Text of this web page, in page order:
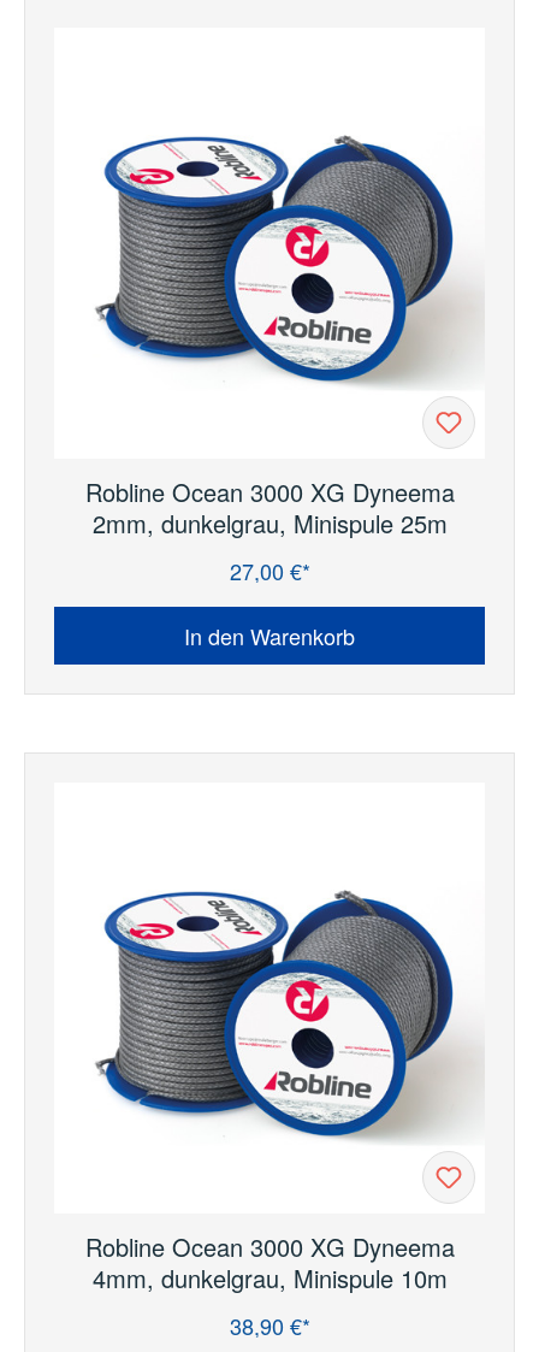
Robline Ocean 3000 XG Dyneema
2mm, dunkelgrau, Minispule 25m
27,00 €*
In den Warenkorb
Robline Ocean 3000 XG Dyneema
4mm, dunkelgrau, Minispule 10m
38,90 €*